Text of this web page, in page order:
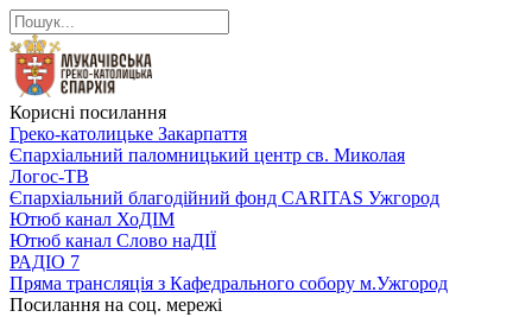
Корисні посилання
Греко-католицьке Закарпаття
Єпархіальний паломницький центр св. Миколая
Логос-ТВ
Єпархіальний благодійний фонд CARITAS Ужгород
Ютюб канал ХоДІМ
Ютюб канал Слово наДІЇ
РАДІО 7
Пряма трансляція з Кафедрального собору м.Ужгород
Посилання на соц. мережі